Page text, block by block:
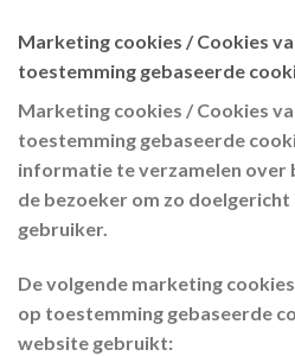
Marketing cookies / Cookies
toestemming gebaseerde
Marketing cookies / Cookies
toestemming gebaseerde
informatie te verzamelen over
de bezoeker om zo
gebruiker.
De volgende marketing
op toestemming gebaseerde
website gebruikt: